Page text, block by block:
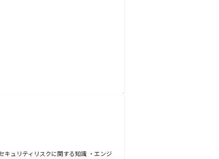
キュリティリスクに関する知識 ・エンジ